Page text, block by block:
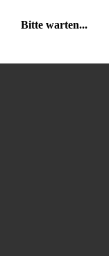
Bitte warten...